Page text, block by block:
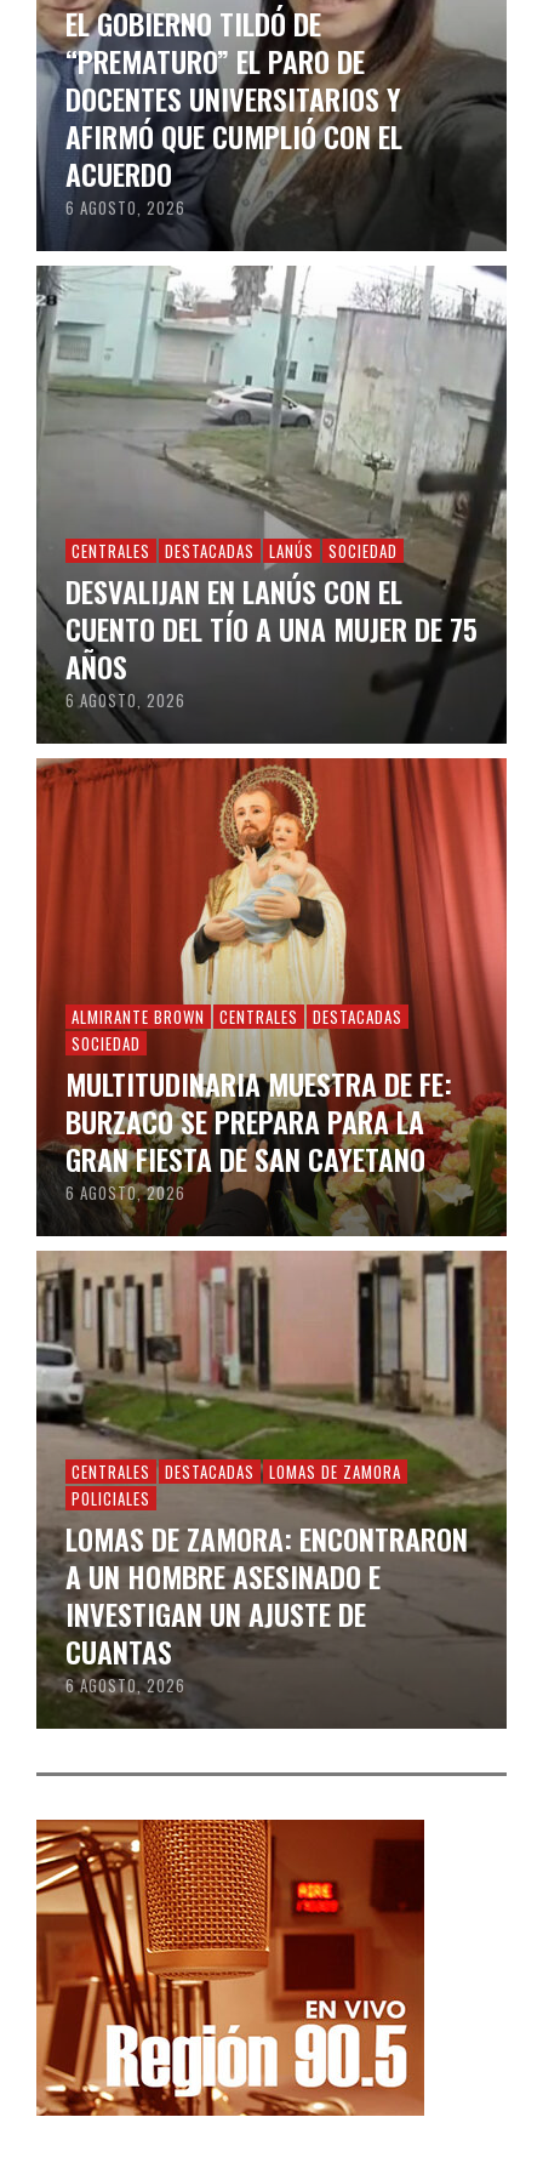
EL GOBIERNO TILDÓ DE
“PREMATURO” EL PARO DE
DOCENTES UNIVERSITARIOS Y
AFIRMÓ QUE CUMPLIÓ CON EL
ACUERDO
6 AGOSTO, 2026
CENTRALES DESTACADAS LANÚS SOCIEDAD
DESVALIJAN EN LANÚS CON EL
CUENTO DEL TÍO A UNA MUJER DE 75
AÑOS
6 AGOSTO, 2026
ALMIRANTE BROWN CENTRALES
DESTACADAS
SOCIEDAD
MULTITUDINARIA MUESTRA DE FE:
BURZACO SE PREPARA PARA LA
GRAN FIESTA DE SAN CAYETANO
6 AGOSTO, 2026
CENTRALES DESTACADAS
LOMAS DE ZAMORA
POLICIALES
LOMAS DE ZAMORA: ENCONTRARON
A UN HOMBRE ASESINADO E
INVESTIGAN UN AJUSTE DE
CUANTAS
6 AGOSTO, 2026